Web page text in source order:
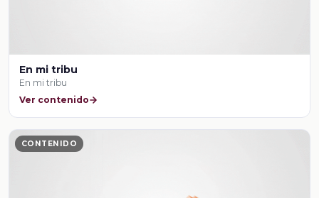
En mi tribu
En mi tribu
Ver contenido
CONTENIDO